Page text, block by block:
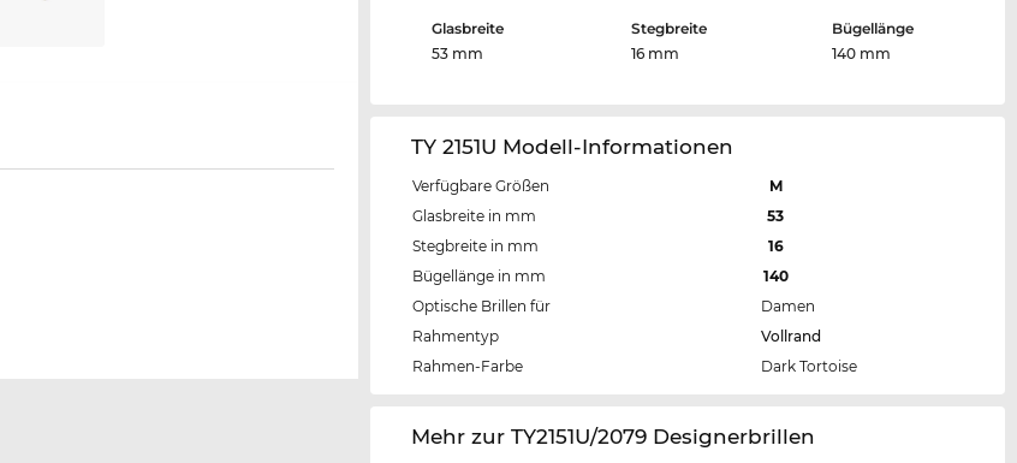
Glasbreite
53 mm
Stegbreite
16 mm
Bügellänge
140 mm
TY 2151U Modell-Informationen
Verfügbare Größen
M
Glasbreite in mm
53
Stegbreite in mm
16
Bügellänge in mm
140
Optische Brillen für
Damen
Rahmentyp
Vollrand
Rahmen-Farbe
Dark Tortoise
‌Mehr zur TY2151U/2079 Designerbrillen